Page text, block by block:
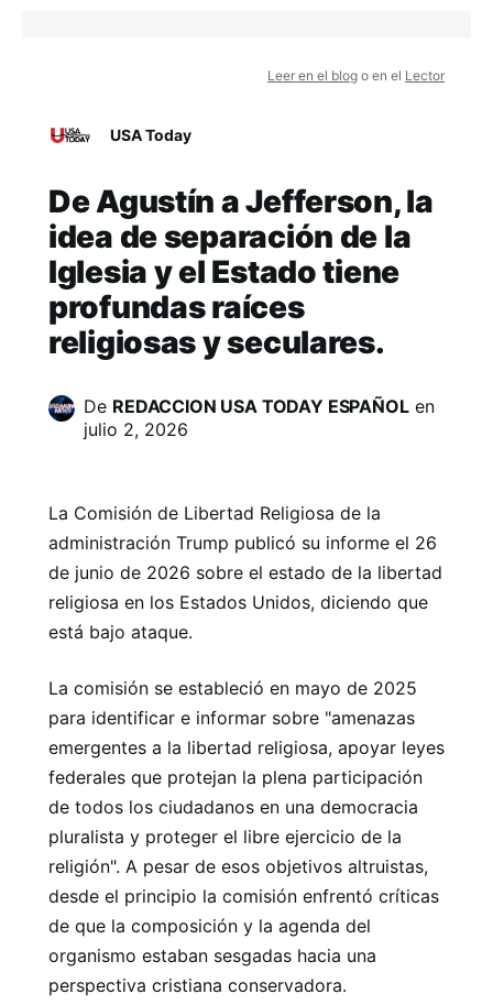
Leer en el blog o en el Lector
USA Today
De Agustín a Jefferson, la
idea de separación de la
Iglesia y el Estado tiene
profundas raíces
religiosas y seculares.
De REDACCION USA TODAY ESPAÑOLen
julio 2, 2026
La Comisión de Libertad Religiosa de la
administración Trump publicó su informe el 26
de junio de 2026 sobre el estado de la libertad
religiosa en los Estados Unidos, diciendo que
está bajo ataque.
La comisión se estableció en mayo de 2025
para identificar e informar sobre "amenazas
emergentes a la libertad religiosa, apoyar leyes
federales que protejan la plena participación
de todos los ciudadanos en una democracia
pluralista y proteger el libre ejercicio de la
religión". A pesar de esos objetivos altruistas,
desde el principio la comisión enfrentó críticas
de que la composición y la agenda del
organismo estaban sesgadas hacia una
perspectiva cristiana conservadora.